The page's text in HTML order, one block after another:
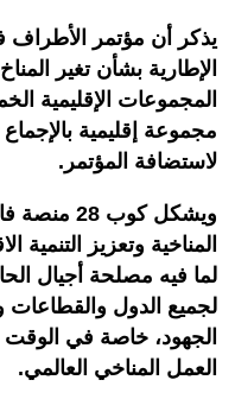
يذكر أن مؤتمر الأطراف
الإطارية بشأن تغير
المجموعات الإقليمية
مجموعة إقليمية
لاستضافة المؤتمر.
ويشكل
المناخية وتعزيز التنمية
لما فيه مصلحة أجيال
لجميع الدول والقطاعات
الجهود، خاصة في الوقت
العمل المناخي العالمي.